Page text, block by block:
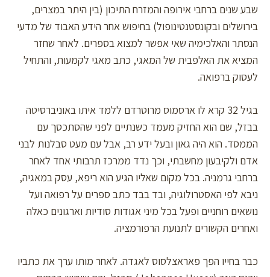
שבע שנים ברחבי אירופה והמזרח התיכון (בין היתר במצרים,
בירושלים ובקונסטנטינופול) בחיפוש אחר הידע האבוד של מדעי
הנסתר והאלכימיה שאי אפשר למצוא בספרים. לאחר שחזר
המציא את האלפבית של המאגי, כתב מאגי לקמעות, והתחיל
לעסוק ברפואה.
בגיל 32 קרא לו ארסמוס מרוטרדם ללמד איתו באוניברסיטה
בבזל, שם הוא החזיק מעמד כשנתיים לפני שהסתכסך עם
הממסד. הוא היה גאון ובעל ידע רב, אבל עם מעט סבלנות לבני
אדם ולקיבעון מחשבתי, וכך נדד ממרכז תרבותי אחד לאחר
ברחבי גרמניה. בכל מקום שאליו הגיע הוא ריפא, עסק במאגיה,
ניבא לפי האסטרולוגיה, ובד בבד כתב ספרים על רפואה ועל
נושאים רוחניים ופעל בכל מיני אגודות סודיות וארגונים כאלה
ואחרים הקשורים לתנועת הרפורמציה.
כבר בחייו הפך פאראצלסוס לאגדה. לאחר מותו ערך את כתביו